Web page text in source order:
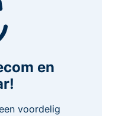
en
voordelig